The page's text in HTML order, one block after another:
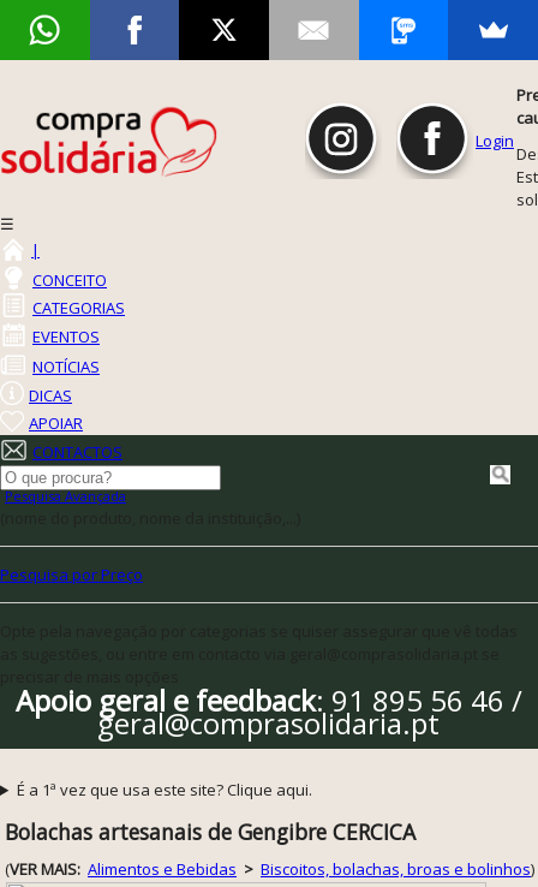
Login
☰
|
CONCEITO
CATEGORIAS
EVENTOS
NOTÍCIAS
DICAS
APOIAR
CONTACTOS
Pesquisa Avançada
Pesquisa por Preço
Apoio geral e feedback: 91 895 56 46 /
geral@comprasolidaria.pt
É a 1ª vez que usa este site? Clique aqui.
Bolachas artesanais de Gengibre CERCICA
(VER MAIS: Alimentos e Bebidas > Biscoitos, bolachas, broas e bolinhos)